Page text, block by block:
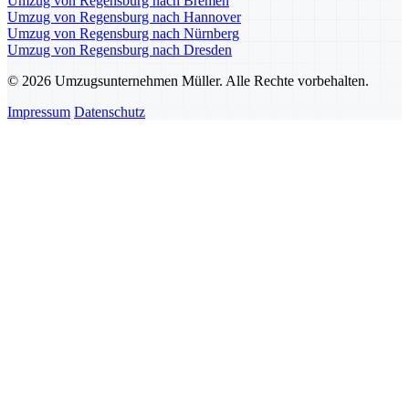
Umzug von Regensburg nach Hannover
Umzug von Regensburg nach Nürnberg
Umzug von Regensburg nach Dresden
© 2026 Umzugsunternehmen Müller. Alle Rechte vorbehalten.
Impressum Datenschutz